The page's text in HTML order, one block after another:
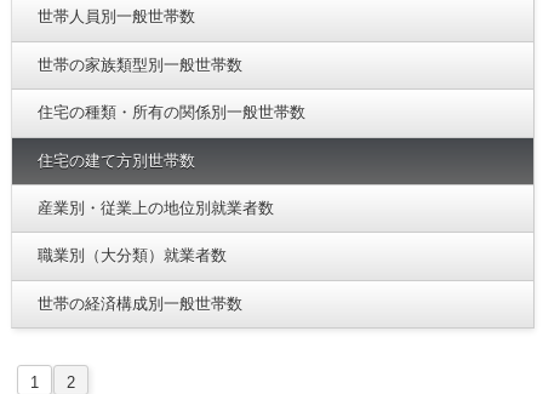
世帯人員別一般世帯数
世帯の家族類型別一般世帯数
住宅の種類・所有の関係別一般世帯数
住宅の建て方別世帯数
産業別・従業上の地位別就業者数
職業別（大分類）就業者数
世帯の経済構成別一般世帯数
1
2